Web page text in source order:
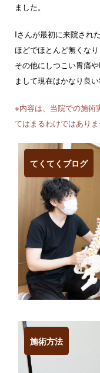
ました。
Iさんが最初に来院され
ほどでほとんど無くなり
その他にしつこい胃痛
まして現在はかなり良
※内容は、当院での施術
てはまるわけではありま
てくてくブログ
施術方法